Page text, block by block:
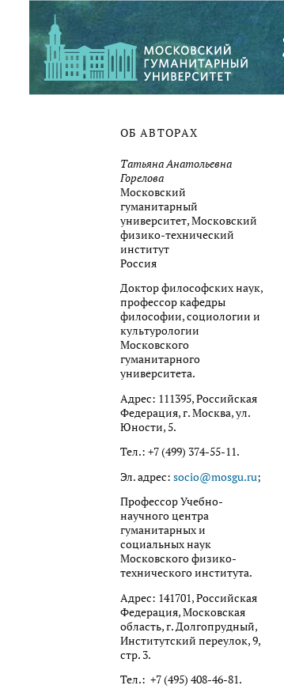
ОБ АВТОРАХ
Татьяна Анатольевна
Горелова
Московский
гуманитарный
университет, Московский
физико-технический
институт
Россия
Доктор философских наук,
профессор кафедры
философии, социологии и
культурологии
Московского
гуманитарного
университета.
Адрес: 111395, Российская
Федерация, г. Москва, ул.
Юности, 5.
Тел.: +7 (499) 374-55-11.
Эл. адрес: socio@mosgu.ru;
Профессор Учебно-
научного центра
гуманитарных и
социальных наук
Московского физико-
технического института.
Адрес: 141701, Российская
Федерация, Московская
область, г. Долгопрудный,
Институтский переулок, 9,
стр. 3.
Тел.: +7 (495) 408-46-81.